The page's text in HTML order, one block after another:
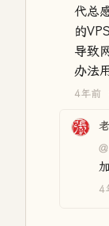
代总
的
导致
办法
4年前
4